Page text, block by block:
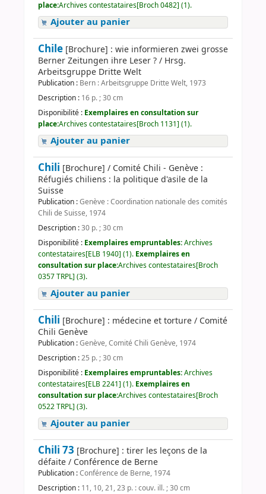
place:Archives contestataires[Broch 0482] (1).
Ajouter au panier
Chile [Brochure] : wie informieren zwei grosse
Berner Zeitungen ihre Leser ? / Hrsg.
Arbeitsgruppe Dritte Welt
Publication : Bern : Arbeitsgruppe Dritte Welt, 1973
Description : 16 p. ; 30 cm
Disponibilité : Exemplaires en consultation sur
place:Archives contestataires[Broch 1131] (1).
Ajouter au panier
Chili [Brochure] / Comité Chili - Genève :
Réfugiés chiliens : la politique d'asile de la
Suisse
Publication :Genève : Coordination nationale des comités
Chili de Suisse, 1974
Description :30 p. ; 30 cm
Disponibilité : Exemplaires empruntables:Archives
contestataires[ELB 1940] (1). Exemplaires en
consultation sur place:Archives contestataires[Broch
0357 TRPL] (3).
Ajouter au panier
Chili [Brochure] : médecine et torture / Comité
Chili Genève
Publication :Genève, Comité Chili Genève, 1974
Description :25 p. ; 30 cm
Disponibilité : Exemplaires empruntables:Archives
contestataires[ELB 2241] (1). Exemplaires en
consultation sur place:Archives contestataires[Broch
0522 TRPL] (3).
Ajouter au panier
Chili 73 [Brochure] : tirer les leçons de la
défaite / Conférence de Berne
Publication :Conférence de Berne, 1974
Description : 11, 10, 21, 23 p. : couv. ill. ; 30 cm